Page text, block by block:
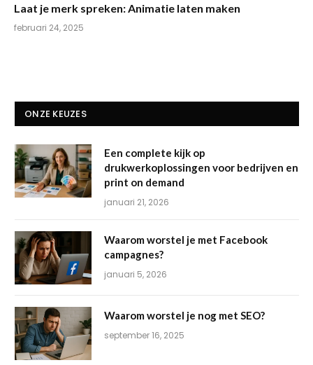
Laat je merk spreken: Animatie laten maken
februari 24, 2025
ONZE KEUZES
Een complete kijk op
drukwerkoplossingen voor bedrijven en
print on demand
januari 21, 2026
Waarom worstel je met Facebook
campagnes?
januari 5, 2026
Waarom worstel je nog met SEO?
september 16, 2025